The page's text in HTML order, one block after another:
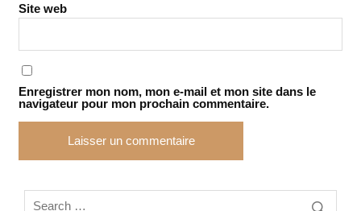
Site web
Enregistrer mon nom, mon e-mail et mon site dans le
navigateur pour mon prochain commentaire.